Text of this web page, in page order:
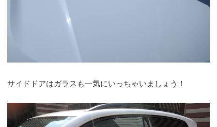
サイドドアはガラスも一気にいっちゃいましょう！